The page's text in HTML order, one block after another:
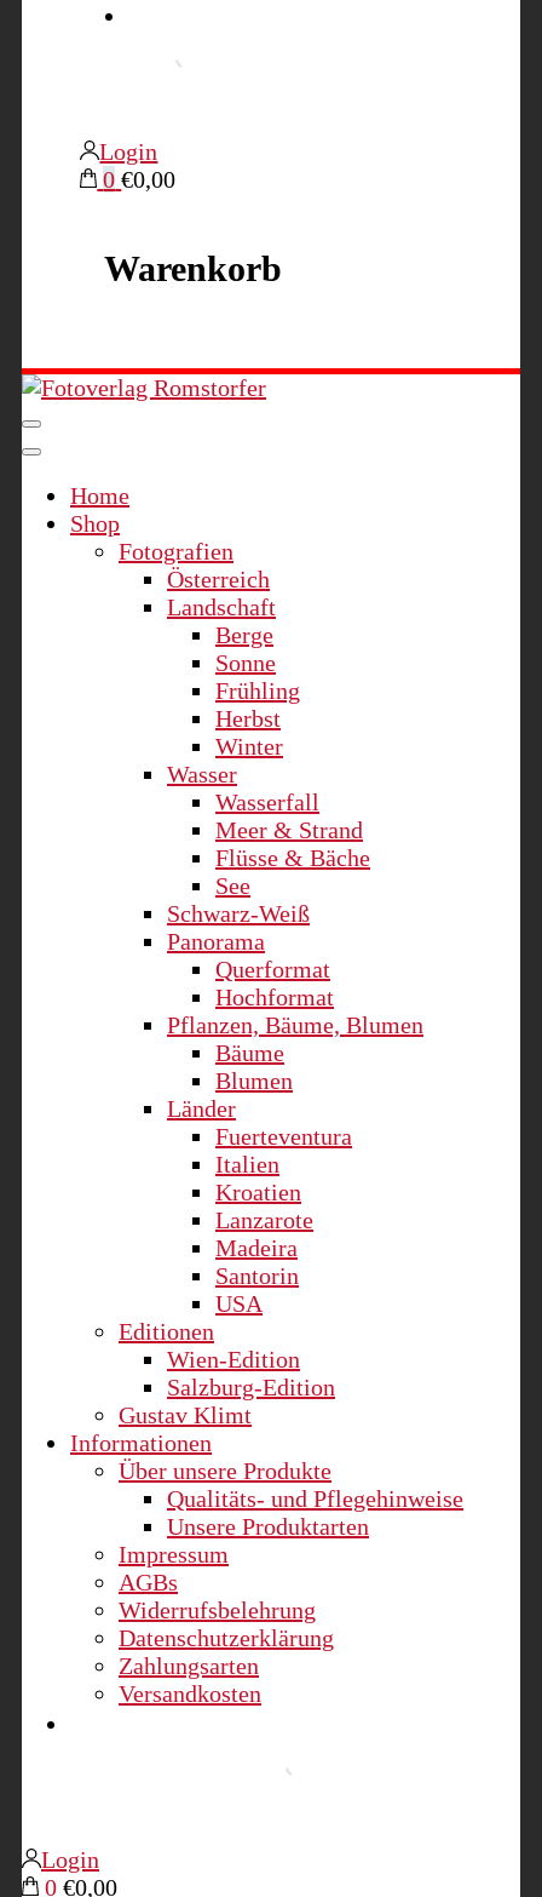
Login
0 €0,00
Warenkorb
Home
Shop
Fotografien
Österreich
Landschaft
Berge
Sonne
Frühling
Herbst
Winter
Wasser
Wasserfall
Meer & Strand
Flüsse & Bäche
See
Schwarz-Weiß
Panorama
Querformat
Hochformat
Pflanzen, Bäume, Blumen
Bäume
Blumen
Länder
Fuerteventura
Italien
Kroatien
Lanzarote
Madeira
Santorin
USA
Editionen
Wien-Edition
Salzburg-Edition
Gustav Klimt
Informationen
Über unsere Produkte
Qualitäts- und Pflegehinweise
Unsere Produktarten
Impressum
AGBs
Widerrufsbelehrung
Datenschutzerklärung
Zahlungsarten
Versandkosten
Login
0 €0,00